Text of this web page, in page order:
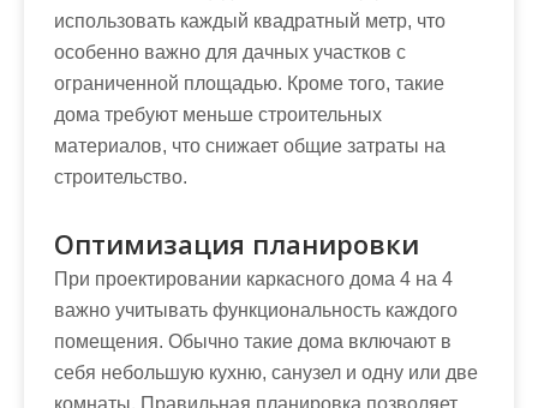
использовать каждый квадратный метр, что
особенно важно для дачных участков с
ограниченной площадью. Кроме того, такие
дома требуют меньше строительных
материалов, что снижает общие затраты на
строительство.
Оптимизация планировки
При проектировании каркасного дома 4 на 4
важно учитывать функциональность каждого
помещения. Обычно такие дома включают в
себя небольшую кухню, санузел и одну или две
комнаты. Правильная планировка позволяет